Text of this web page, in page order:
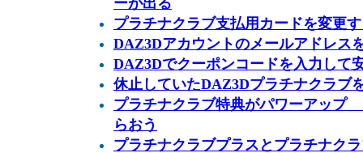
ーが出る
プラチナクラブ支払用カードを変更
DAZ3Dアカウントのメールアドレス
DAZ3Dでクーポンコードを入力して
休止していたDAZ3Dプラチナクラブ
プラチナクラブ特典がパワーアップ
らおう
プラチナクラブプラスとプラチナク